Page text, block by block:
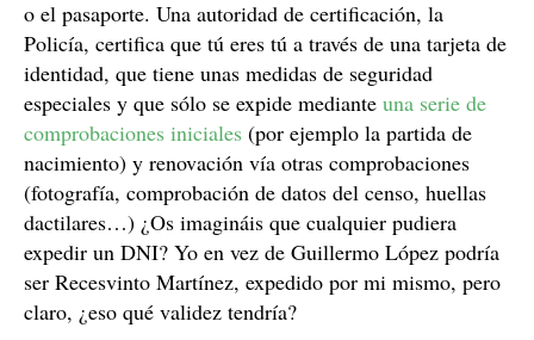
o el pasaporte. Una autoridad de certificación, la
Policía, certifica que tú eres tú a través de una tarjeta de
identidad, que tiene unas medidas de seguridad
especiales y que sólo se expide mediante una serie de
comprobaciones iniciales (por ejemplo la partida de
nacimiento) y renovación vía otras comprobaciones
(fotografía, comprobación de datos del censo, huellas
dactilares…) ¿Os imagináis que cualquier pudiera
expedir un DNI? Yo en vez de Guillermo López podría
ser Recesvinto Martínez, expedido por mi mismo, pero
claro, ¿eso qué validez tendría?